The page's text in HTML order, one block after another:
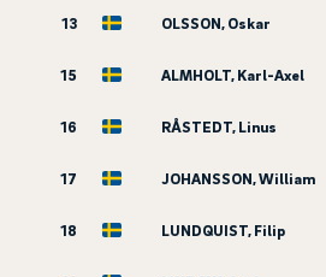
13 OLSSON, Oskar
15 ALMHOLT, Karl-Axel
16 RÅSTEDT, Linus
17 JOHANSSON, William
18 LUNDQUIST, Filip